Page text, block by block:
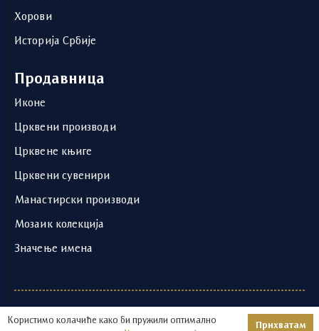
Хорови
Историја Србије
Продавница
Иконе
Црквени производи
Црквене књиге
Црквени сувенири
Манастирски производи
Мозаик колекција
Значење имена
1219 - 2026 © | Храм Светог Саве | Развој и
Користимо колачиће како би пружили оптимално
Прихватам